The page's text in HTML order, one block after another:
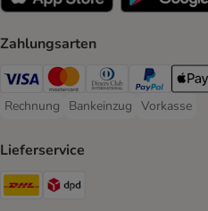
Zahlungsarten
Visa Payment Method
Mastercard Payment Method
Diners ClubPayPalApple
Rechnung
Rechnung Payment Method
Bankeinzug
Bankeinzug Payment
Vorkasse
Vorkasse
Lieferservice
DHL Shipping Method